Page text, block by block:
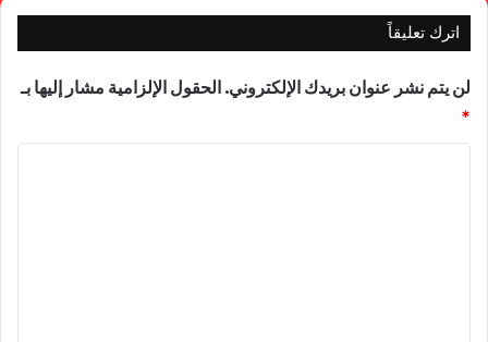
اترك تعليقاً
لن يتم نشر عنوان بريدك الإلكتروني. الحقول الإلزامية مشار إليها بـ
*